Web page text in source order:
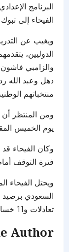
البرنامج
الفيحاء إلى
ويغيب عن
الدوليين،
والزامبي
دهل وعبد الله
منتخباتهم
ومن المنتظر أن
يوم الخميس
وكان الفيحاء
فترة التوقف أمام
ويحتل الفيحاء
تعادلات و11 خسارة.
Author